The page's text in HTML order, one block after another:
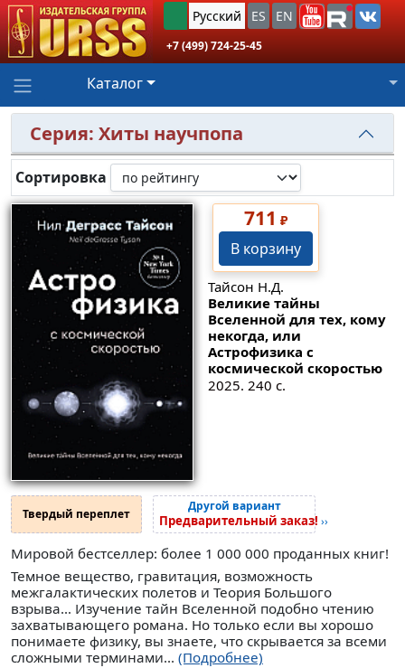
Русский ES EN
+7 (499) 724-25-45
Каталог
Серия: Хиты научпопа
Сортировка
711 ₽
В корзину
Тайсон Н.Д.
Великие тайны
Вселенной для тех, кому
некогда, или
Астрофизика с
космической скоростью
2025. 240 с.
Твердый переплет Другой вариант
Предварительный заказ! ››
Мировой бестселлер: более 1 000 000 проданных книг!
Темное вещество, гравитация, возможность
межгалактических полетов и Теория Большого
взрыва… Изучение тайн Вселенной подобно чтению
захватывающего романа. Но только если вы хорошо
понимаете физику, вы знаете, что скрывается за всеми
сложными терминами... (Подробнее)